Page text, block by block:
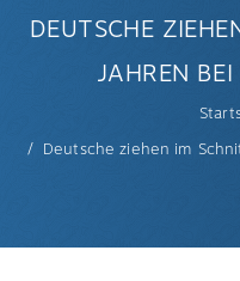
DEUTSCHE
JAHREN
Deutsche ziehen im